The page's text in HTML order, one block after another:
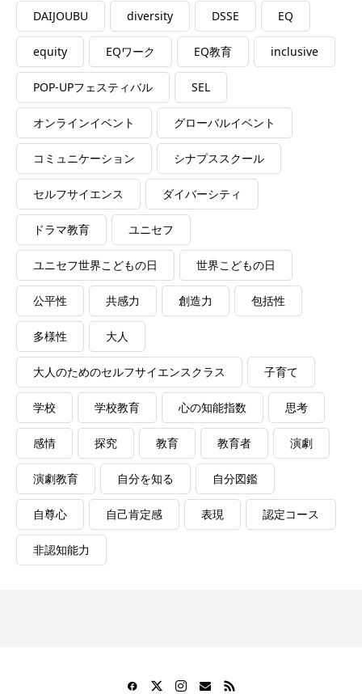
DAIJOUBU diversity DSSE EQ
equity EQワーク EQ教育 inclusive
POP-UPフェスティバル SEL
オンラインイベント グローバルイベント
コミュニケーション シナプススクール
セルフサイエンス ダイバーシティ
ドラマ教育 ユニセフ
ユニセフ世界こどもの日 世界こどもの日
公平性 共感力 創造力 包括性
多様性 大人
大人のためのセルフサイエンスクラス 子育て
学校 学校教育 心の知能指数 思考
感情 探究 教育 教育者 演劇
演劇教育 自分を知る 自分図鑑
自尊心 自己肯定感 表現 認定コース
非認知能力